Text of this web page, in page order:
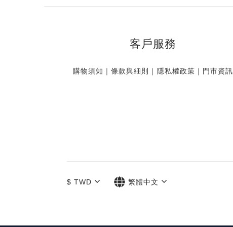
客戶服務
購物須知 ｜條款與細則 ｜ 隱私權政策 ｜ 門市資訊
$ TWD 繁體中文